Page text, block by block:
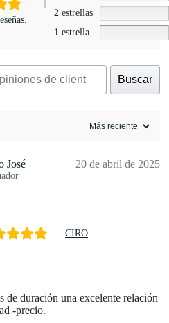
2 estrellas
1 estrella
Buscar
José 20 de abril de 2025
CIRO
de duración una excelente relación
-precio.